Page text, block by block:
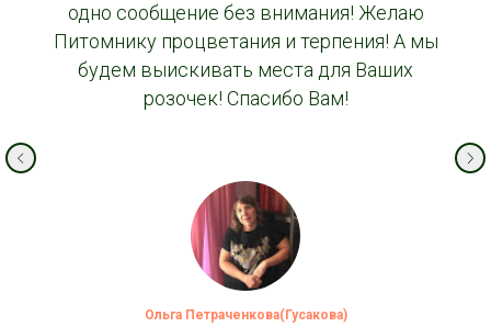
одно сообщение без внимания! Желаю
Питомнику процветания и терпения! А мы
будем выискивать места для Ваших
розочек! Спасибо Вам!
Ольга Петраченкова(Гусакова)